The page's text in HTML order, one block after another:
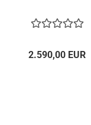
2.590,00 EUR